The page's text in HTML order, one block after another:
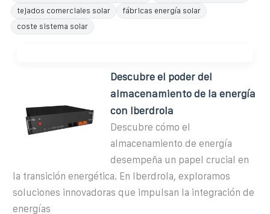
tejados comerciales solar
fábricas energía solar
coste sistema solar
Descubre el poder del
almacenamiento de la energía
con Iberdrola
Descubre cómo el
almacenamiento de energía
desempeña un papel crucial en
la transición energética. En Iberdrola, exploramos
soluciones innovadoras que impulsan la integración de
energías